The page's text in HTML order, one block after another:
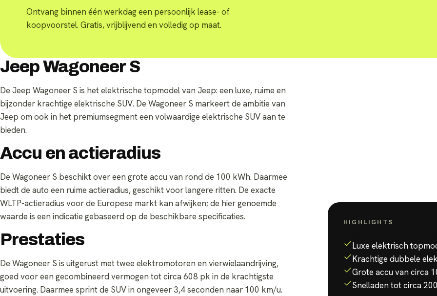
Ontvang binnen één werkdag een persoonlijk lease- of
koopvoorstel. Gratis, vrijblijvend en volledig op maat.
Jeep Wagoneer S
De Jeep Wagoneer S is het elektrische topmodel van Jeep: een luxe, ruime en
bijzonder krachtige elektrische SUV. De Wagoneer S markeert de ambitie van
Jeep om ook in het premiumsegment een volwaardige elektrische SUV aan te
bieden.
Accu en actieradius
De Wagoneer S beschikt over een grote accu van rond de 100 kWh. Daarmee
biedt de auto een ruime actieradius, geschikt voor langere ritten. De exacte
WLTP-actieradius voor de Europese markt kan afwijken; de hier genoemde
waarde is een indicatie gebaseerd op de beschikbare specificaties.
Prestaties
De Wagoneer S is uitgerust met twee elektromotoren en vierwielaandrijving,
goed voor een gecombineerd vermogen tot circa 608 pk in de krachtigste
uitvoering. Daarmee sprint de SUV in ongeveer 3,4 seconden naar 100 km/u.
HIGHLIGHTS
Luxe elektrisch
Krachtige dubbele
Grote accu van circa
Snelladen tot circa